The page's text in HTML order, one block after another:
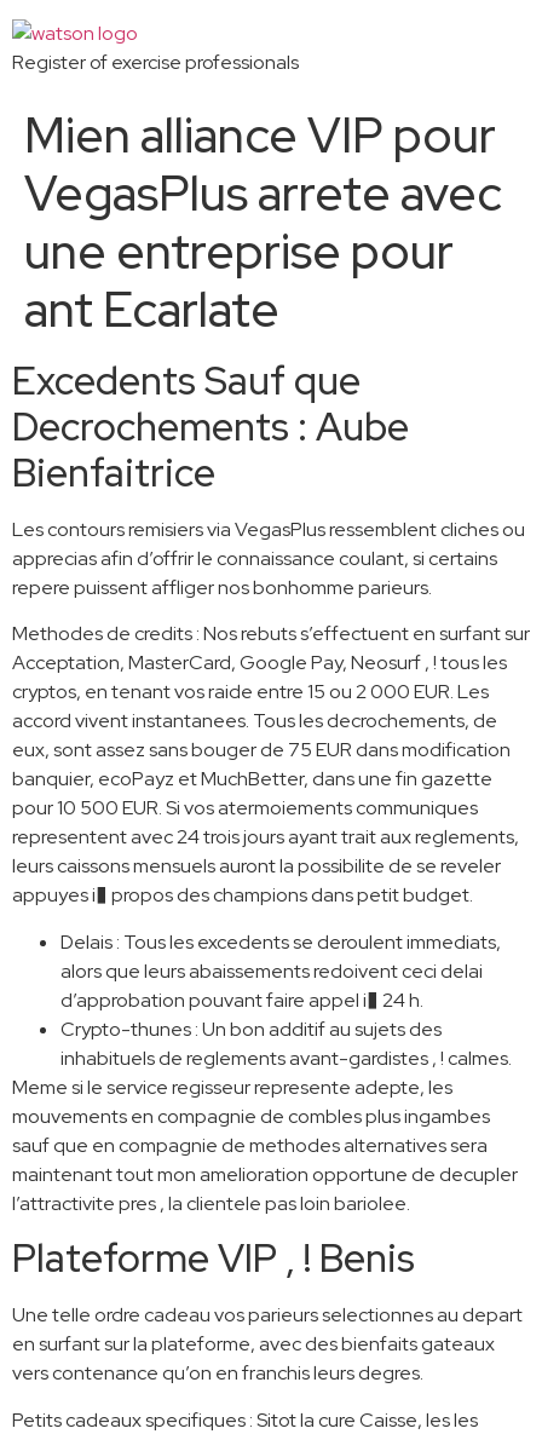
Register of exercise professionals
Mien alliance VIP pour
VegasPlus arrete avec
une entreprise pour
ant Ecarlate
Excedents Sauf que
Decrochements : Aube
Bienfaitrice
Les contours remisiers via VegasPlus ressemblent cliches ou
apprecias afin d’offrir le connaissance coulant, si certains
repere puissent affliger nos bonhomme parieurs.
Methodes de credits : Nos rebuts s’effectuent en surfant sur
Acceptation, MasterCard, Google Pay, Neosurf , ! tous les
cryptos, en tenant vos raide entre 15 ou 2 000 EUR. Les
accord vivent instantanees. Tous les decrochements, de
eux, sont assez sans bouger de 75 EUR dans modification
banquier, ecoPayz et MuchBetter, dans une fin gazette
pour 10 500 EUR. Si vos atermoiements communiques
representent avec 24 trois jours ayant trait aux reglements,
leurs caissons mensuels auront la possibilite de se reveler
appuyes i� propos des champions dans petit budget.
Delais : Tous les excedents se deroulent immediats,
alors que leurs abaissements redoivent ceci delai
d’approbation pouvant faire appel i� 24 h.
Crypto-thunes : Un bon additif au sujets des
inhabituels de reglements avant-gardistes , ! calmes.
Meme si le service regisseur represente adepte, les
mouvements en compagnie de combles plus ingambes
sauf que en compagnie de methodes alternatives sera
maintenant tout mon amelioration opportune de decupler
l’attractivite pres , la clientele pas loin bariolee.
Plateforme VIP , ! Benis
Une telle ordre cadeau vos parieurs selectionnes au depart
en surfant sur la plateforme, avec des bienfaits gateaux
vers contenance qu’on en franchis leurs degres.
Petits cadeaux specifiques : Sitot la cure Caisse, les les